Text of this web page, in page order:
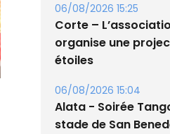
06/08/2026 15:25
Corte –
organise une
étoiles
06/08/2026 15:04
Alata - Soirée
stade de San